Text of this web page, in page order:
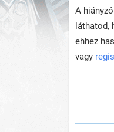
A
láthatod,
ehhez
vagy